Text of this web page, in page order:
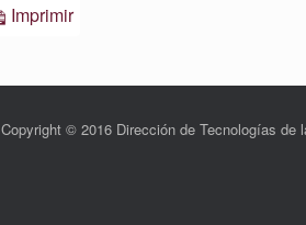
ImprimirVistas
Copyright © 2016 Dirección de Tecnologías de